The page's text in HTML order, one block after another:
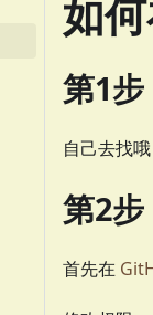
如
第1步
自己去找哦
第2
首先在